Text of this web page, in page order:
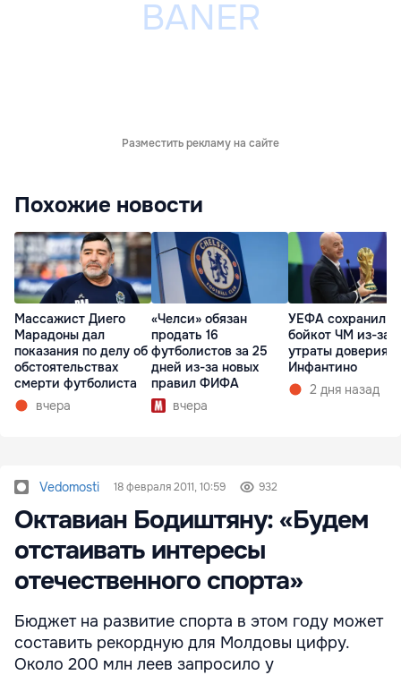
Разместить рекламу на сайте
Похожие новости
Массажист Диего
Марадоны дал
показания по делу об
обстоятельствах
смерти футболиста
вчера
«Челси» обязан
продать 16
футболистов за 25
дней из-за новых
правил ФИФА
вчера
УЕФА сохранил
бойкот ЧМ из-за
утраты доверия к
Инфантино
2 дня назад
Vedomosti 18 февраля 2011, 10:59 932
Октавиан Бодиштяну: «Будем
отстаивать интересы
отечественного спорта»
Бюджет на развитие спорта в этом году может
составить рекордную для Молдовы цифру.
Около 200 млн леев запросило у